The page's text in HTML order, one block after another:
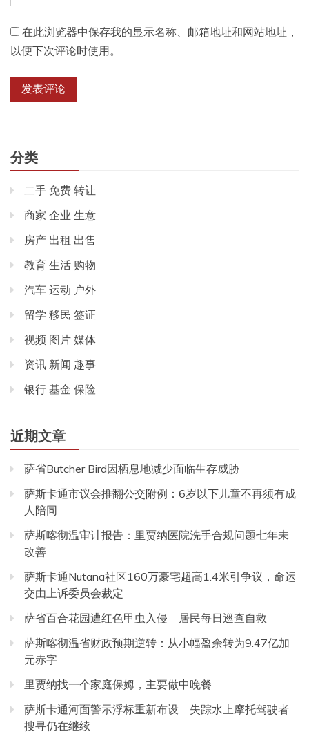
在此浏览器中保存我的显示名称、邮箱地址和网站地址，
以便下次评论时使用。
分类
二手 免费 转让
商家 企业 生意
房产 出租 出售
教育 生活 购物
汽车 运动 户外
留学 移民 签证
视频 图片 媒体
资讯 新闻 趣事
银行 基金 保险
近期文章
萨省Butcher Bird因栖息地减少面临生存威胁
萨斯卡通市议会推翻公交附例：6岁以下儿童不再须有成
人陪同
萨斯喀彻温审计报告：里贾纳医院洗手合规问题七年未
改善
萨斯卡通Nutana社区160万豪宅超高1.4米引争议，命运
交由上诉委员会裁定
萨省百合花园遭红色甲虫入侵 居民每日巡查自救
萨斯喀彻温省财政预期逆转：从小幅盈余转为9.47亿加
元赤字
里贾纳找一个家庭保姆，主要做中晚餐
萨斯卡通河面警示浮标重新布设 失踪水上摩托驾驶者
搜寻仍在继续